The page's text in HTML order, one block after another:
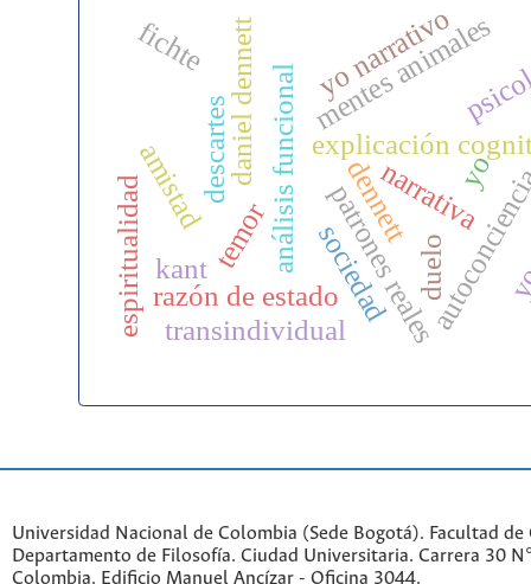
dennett
explicación
análisis funcional
daniel dennett yo
narrativa
patrones reales
mentes animales
yo narrativo
descartes
amistad
razón de estadosociedad duelo
temor
transindividual
espiritualidad kant
fichte
Universidad Nacional de Colombia (Sede Bogotá). Facultad de
Departamento de Filosofía. Ciudad Universitaria. Carrera 30
Colombia. Edificio Manuel Ancízar - Oficina 3044.